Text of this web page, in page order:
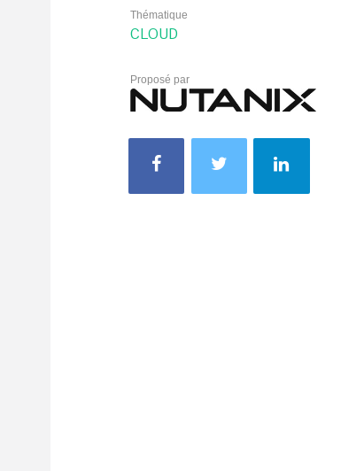
Thématique
CLOUD
Proposé par